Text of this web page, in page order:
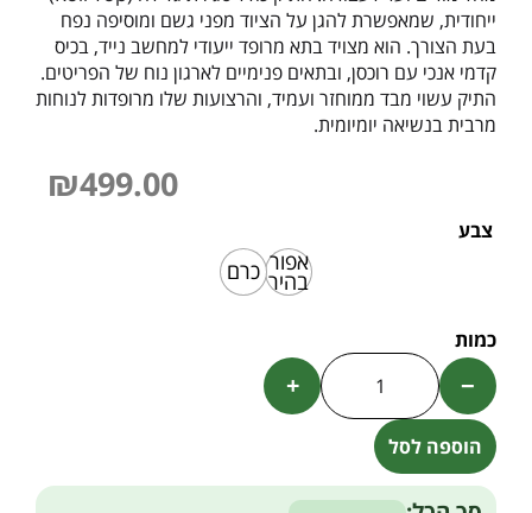
ייחודית, שמאפשרת להגן על הציוד מפני גשם ומוסיפה נפח
בעת הצורך. הוא מצויד בתא מרופד ייעודי למחשב נייד, בכיס
קדמי אנכי עם רוכסן, ובתאים פנימיים לארגון נוח של הפריטים.
התיק עשוי מבד ממוחזר ועמיד, והרצועות שלו מרופדות לנוחות
מרבית בנשיאה יומיומית.
₪499.00
צבע
אפור
בהיר כרם
−
+
הוספה לסל
Alternative: